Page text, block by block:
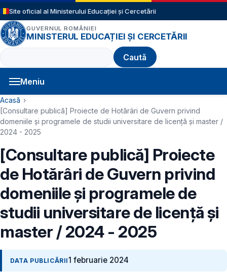
Sari la conținutul principal
Site oficial al Ministerului Educației și Cercetării
GUVERNUL ROMÂNIEI
MINISTERUL EDUCAȚIEI ȘI CERCETĂRII
Caută
Meniu
Navigație principală
Cale de navigare
Acasă
[Consultare publică] Proiecte de Hotărâri de Guvern privind
domeniile şi programele de studii universitare de licență și master /
2024 - 2025
[Consultare publică] Proiecte
de Hotărâri de Guvern privind
domeniile şi programele de
studii universitare de licență și
master / 2024 - 2025
DATA PUBLICĂRII1 februarie 2024